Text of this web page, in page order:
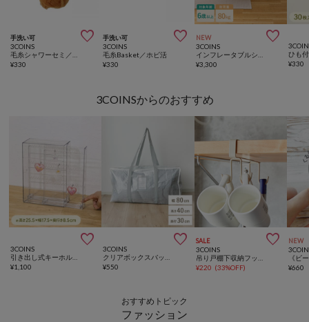
手洗い可 
3COINS
¥330
手洗い可 
3COINS
毛糸Basket／ホビ活
¥330
NEW 
3COINS
¥3,300 ¥330
3COINSからのおすすめ

3COINS
¥1,100

3COINS
¥550
SALE 
3COINS
¥220 (33%OFF)
NEW
¥660
おすすめトピック
ファッション